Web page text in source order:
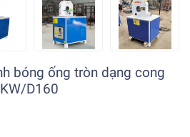
bóng ống tròn dạng cong
D160